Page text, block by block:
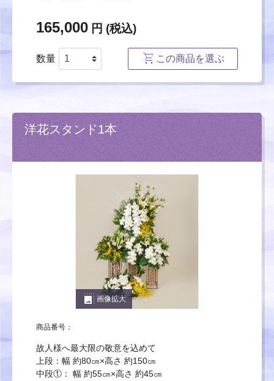
165,000 円 (税込)
数量 この商品を選ぶ
洋花スタンド1本
photo_size_select_large 画像拡大
商品番号：
故人様へ最大限の敬意を込めて
上段：幅 約80㎝×高さ 約150㎝
中段①： 幅 約55㎝×高さ 約45㎝